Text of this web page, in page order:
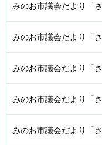
みのお市議会だより「
みのお市議会だより「
みのお市議会だより「
みのお市議会だより「
みのお市議会だより「